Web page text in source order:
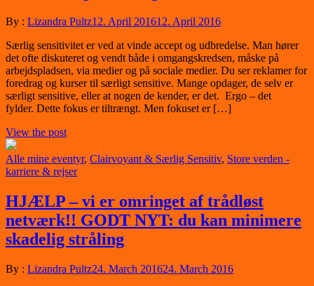
By : Lizandra Pultz12. April 201612. April 2016
Særlig sensitivitet er ved at vinde accept og udbredelse. Man hører
det ofte diskuteret og vendt både i omgangskredsen, måske på
arbejdspladsen, via medier og på sociale medier. Du ser reklamer for
foredrag og kurser til særligt sensitive. Mange opdager, de selv er
særligt sensitive, eller at nogen de kender, er det. Ergo – det
fylder. Dette fokus er tiltrængt. Men fokuset er […]
View the post
Alle mine eventyr, Clairvoyant & Særlig Sensitiv, Store verden -
karriere & rejser
HJÆLP – vi er omringet af trådløst
netværk!! GODT NYT: du kan minimere
skadelig stråling
By : Lizandra Pultz24. March 201624. March 2016